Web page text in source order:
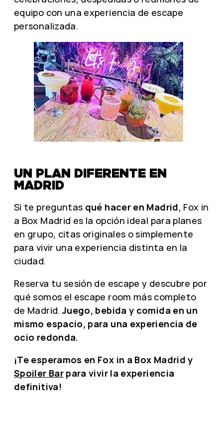
equipo con una experiencia de escape
personalizada.
UN PLAN DIFERENTE EN
MADRID
Si te preguntas qué hacer en Madrid, Fox in
a Box Madrid es la opción ideal para planes
en grupo, citas originales o simplemente
para vivir una experiencia distinta en la
ciudad.
Reserva tu sesión de escape y descubre por
qué somos el escape room más completo
de Madrid.Juego, bebida y comida en un
mismo espacio, para una experiencia de
ocio redonda.
¡Te esperamos en Fox in a Box Madrid y
Spoiler Barpara vivir la experiencia
definitiva!